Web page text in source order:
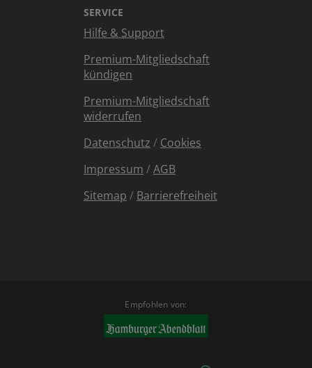
SERVICE
Hilfe & Support
Premium-Mitgliedschaft
kündigen
Premium-Mitgliedschaft
widerrufen
Datenschutz / Cookies
Impressum /AGB
Sitemap / Barrierefreiheit
Empfohlen von: